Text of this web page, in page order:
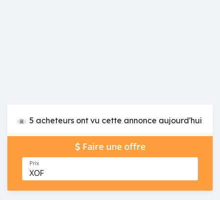
5 acheteurs ont vu cette annonce aujourd'hui
Faire une offre
Prix
XOF